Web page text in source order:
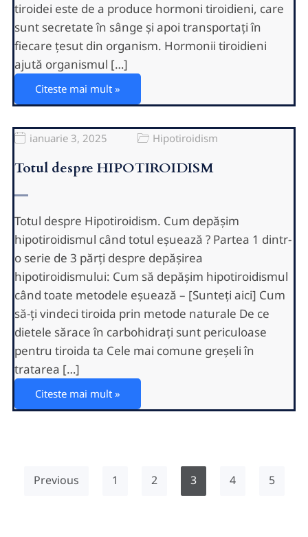
tiroidei este de a produce hormoni tiroidieni, care
sunt secretate în sânge și apoi transportați în
fiecare țesut din organism. Hormonii tiroidieni
ajută organismul […]
Citeste mai mult »
ianuarie 3, 2025 Hipotiroidism
Totul despre HIPOTIROIDISM
Totul despre Hipotiroidism. Cum depășim
hipotiroidismul când totul eșuează ? Partea 1 dintr-
o serie de 3 părți despre depășirea
hipotiroidismului: Cum să depășim hipotiroidismul
când toate metodele eșuează – [Sunteți aici] Cum
să-ți vindeci tiroida prin metode naturale De ce
dietele sărace în carbohidrați sunt periculoase
pentru tiroida ta Cele mai comune greșeli în
tratarea […]
Citeste mai mult »
Previous 1 2 3 4 5